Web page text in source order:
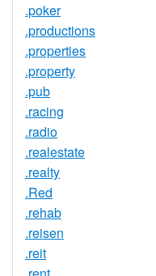
.poker
.productions
.properties
.property
.pub
.racing
.radio
.realestate
.realty
.Red
.rehab
.reisen
.reit